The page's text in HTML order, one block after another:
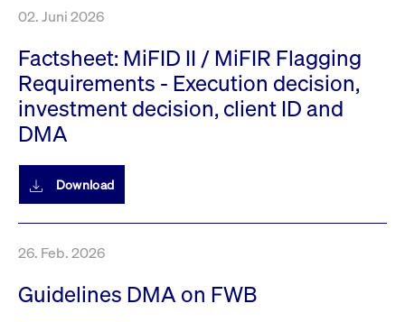
02. Juni 2026
Factsheet: MiFID II / MiFIR Flagging
Requirements - Execution decision,
investment decision, client ID and
DMA
Download
26. Feb. 2026
Guidelines DMA on FWB